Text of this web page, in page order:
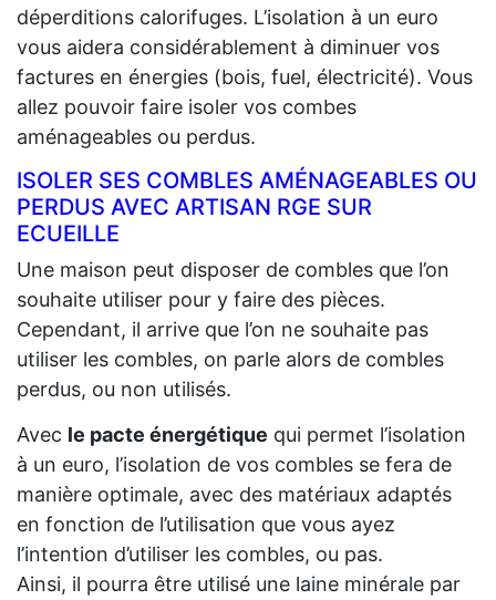
déperditions calorifuges. L’isolation à un euro
vous aidera considérablement à diminuer vos
factures en énergies (bois, fuel, électricité). Vous
allez pouvoir faire isoler vos combes
aménageables ou perdus.
ISOLER SES COMBLES AMÉNAGEABLES OU
PERDUS AVEC ARTISAN RGE SUR
ECUEILLE
Une maison peut disposer de combles que l’on
souhaite utiliser pour y faire des pièces.
Cependant, il arrive que l’on ne souhaite pas
utiliser les combles, on parle alors de combles
perdus, ou non utilisés.
Avec le pacte énergétique qui permet l’isolation
à un euro, l’isolation de vos combles se fera de
manière optimale, avec des matériaux adaptés
en fonction de l’utilisation que vous ayez
l’intention d’utiliser les combles, ou pas.
Ainsi, il pourra être utilisé une laine minérale par